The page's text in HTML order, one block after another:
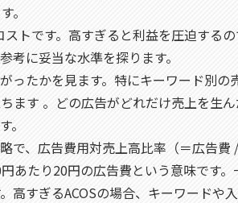
。
トです。高すぎると利益を圧迫する
考に妥当な水準を探ります。
ったかを見ます。特にキーワード別の
ます 。どの広告がどれだけ売上を生ん
。
で、広告費用対売上高比率（＝広告費
あたり20円の広告費という意味です。
高すぎるACOSの場合、キーワードや